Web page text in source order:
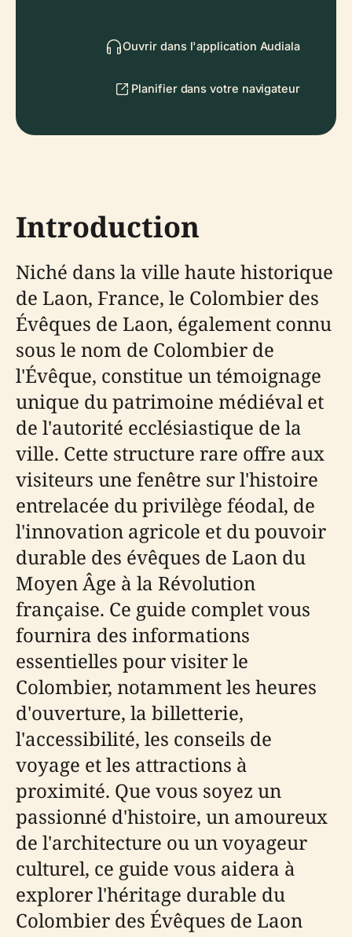
Ouvrir dans l'application Audiala
Planifier dans votre navigateur
Introduction
Niché dans la ville haute historique
de Laon, France, le Colombier des
Évêques de Laon, également connu
sous le nom de Colombier de
l'Évêque, constitue un témoignage
unique du patrimoine médiéval et
de l'autorité ecclésiastique de la
ville. Cette structure rare offre aux
visiteurs une fenêtre sur l'histoire
entrelacée du privilège féodal, de
l'innovation agricole et du pouvoir
durable des évêques de Laon du
Moyen Âge à la Révolution
française. Ce guide complet vous
fournira des informations
essentielles pour visiter le
Colombier, notamment les heures
d'ouverture, la billetterie,
l'accessibilité, les conseils de
voyage et les attractions à
proximité. Que vous soyez un
passionné d'histoire, un amoureux
de l'architecture ou un voyageur
culturel, ce guide vous aidera à
explorer l'héritage durable du
Colombier des Évêques de Laon